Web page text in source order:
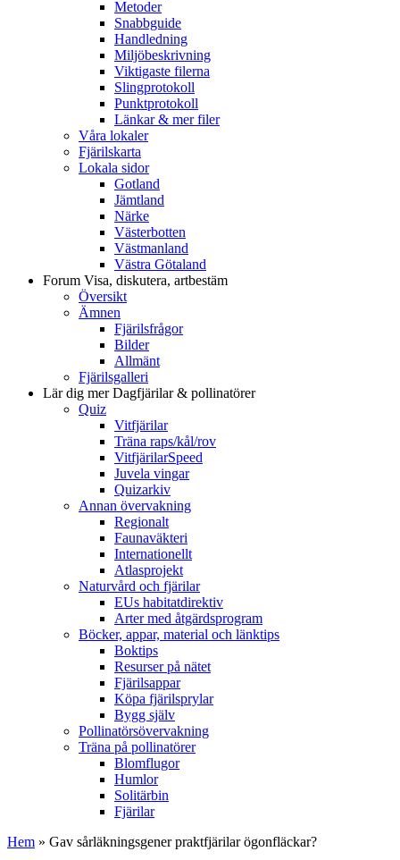
Metoder
Snabbguide
Handledning
Miljöbeskrivning
Viktigaste filerna
Slingprotokoll
Punktprotokoll
Länkar & mer filer
Våra lokaler
Fjärilskarta
Lokala sidor
Gotland
Jämtland
Närke
Västerbotten
Västmanland
Västra Götaland
Forum Visa, diskutera, artbestäm
Översikt
Ämnen
Fjärilsfrågor
Bilder
Allmänt
Fjärilsgalleri
Lär dig merDagfjärilar & pollinatörer
Quiz
Vitfjärilar
Träna raps/kål/rov
VitfjärilarSpeed
Juvela vingar
Quizarkiv
Annan övervakning
Regionalt
Faunaväkteri
Internationellt
Atlasprojekt
Naturvård och fjärilar
EUs habitatdirektiv
Arter med åtgärdsprogram
Böcker, appar, material och länktips
Boktips
Resurser på nätet
Fjärilsappar
Köpa fjärilsprylar
Bygg själv
Pollinatörsövervakning
Träna på pollinatörer
Blomflugor
Humlor
Solitärbin
Fjärilar
Hem » Gav sårläkningsgener praktfjärilar ögonfläckar?